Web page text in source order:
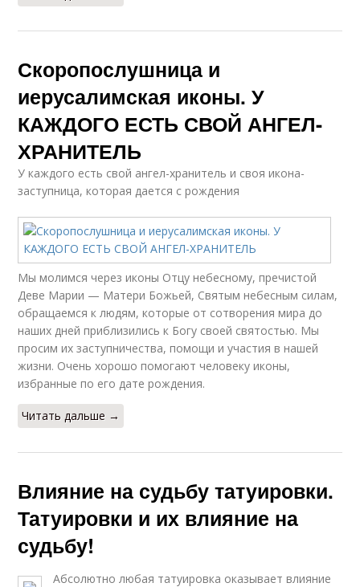
Скоропослушница и
иерусалимская иконы. У
КАЖДОГО ЕСТЬ СВОЙ АНГЕЛ-
ХРАНИТЕЛЬ
У каждого есть свой ангел-хранитель и своя икона-
заступница, которая дается с рождения
Мы молимся через иконы Отцу небесному, пречистой
Деве Марии — Матери Божьей, Святым небесным силам,
обращаемся к людям, которые от сотворения мира до
наших дней приблизились к Богу своей святостью. Мы
просим их заступничества, помощи и участия в нашей
жизни. Очень хорошо помогают человеку иконы,
избранные по его дате рождения.
Читать дальше →
Влияние на судьбу татуировки.
Татуировки и их влияние на
судьбу!
Абсолютно любая татуировка оказывает влияние